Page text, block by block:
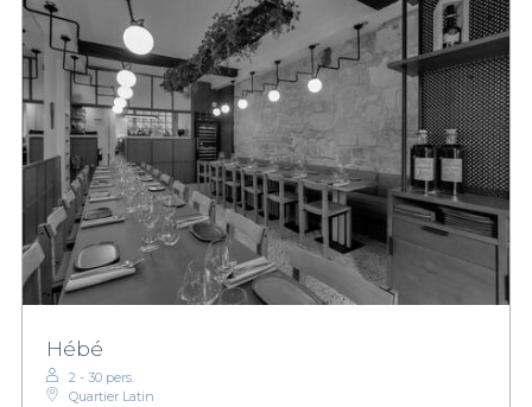
Hébé
2 - 30 pers.
Quartier Latin